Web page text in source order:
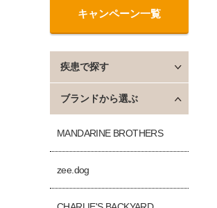
キャンペーン一覧
疾患で探す
ブランドから選ぶ
MANDARINE BROTHERS
zee.dog